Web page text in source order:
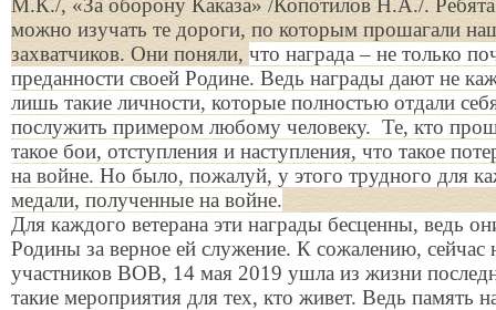
М.К./, «За оборону Каказа» /Копотилов Н.А./.
можно изучать те дороги, по которым прошагали
захватчиков. Они поняли, что награда – не только
преданности своей Родине. Ведь награды дают не
лишь такие личности, которые полностью отдали
послужить примером любому человеку. Те, кто
такое бои, отступления и наступления, что такое
на войне. Но было, пожалуй, у этого трудного для
медали, полученные на войне.
Для каждого ветерана эти награды бесценны, ведь
Родины за верное ей служение. К сожалению, сейчас
участников ВОВ, 14 мая 2019 ушла из жизни
такие мероприятия для тех, кто живет. Ведь память